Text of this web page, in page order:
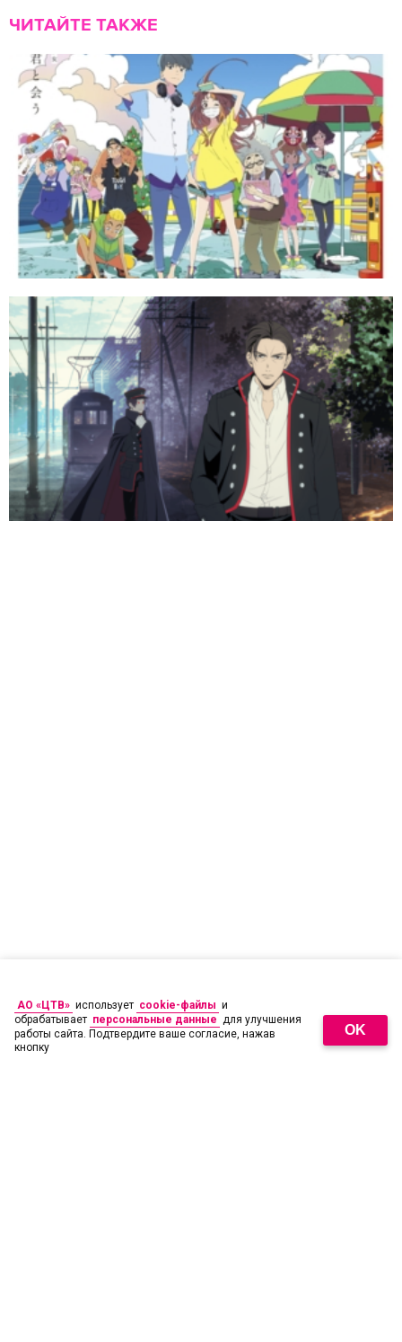
ЧИТАЙТЕ ТАКЖЕ
АО «ЦТВ» использует cookie-файлы и
обрабатывает персональные данные для улучшения
работы сайта. Подтвердите ваше согласие, нажав
кнопку
OK